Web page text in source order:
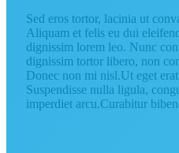
Sed eros tortor, lacinia ut
Aliquam et felis eu dui
dignissim lorem leo. Nunc
dignissim tortor libero, non
Donec non mi nisl.Ut eget
Suspendisse nulla ligula,
imperdiet arcu.Curabitur